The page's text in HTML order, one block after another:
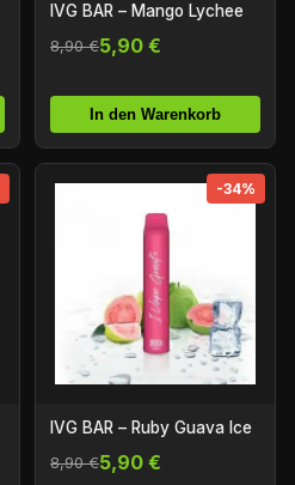
IVG BAR – Mango Lychee
8,90 €5,90 €
In den Warenkorb
-34%
IVG BAR – Ruby Guava Ice
8,90 €5,90 €